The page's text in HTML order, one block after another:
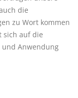
die
zu Wort kommen
sich auf die
Anwendung